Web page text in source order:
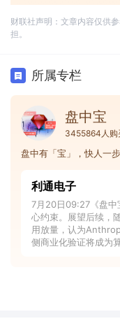
财联社声明：文章内容仅供
担。
所属专栏
盘中宝
3455864人购
盘中有「宝」，快人一步
利通电子
7月20日09:27《盘中
心约束。展望后续，
用放量，认为
侧商业化验证将成为